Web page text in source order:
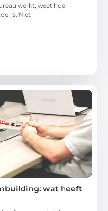
werkt, weet hoe
is. Niet
wat heeft